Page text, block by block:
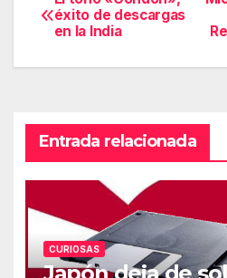
Navegación
de
éxito de descargas
en la India
Entrada relacionada
CURIOSAS